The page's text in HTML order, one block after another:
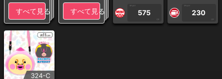
すべて見る すべて見る
1PLAY
575
CP
1PLAY
230
CP
324-C